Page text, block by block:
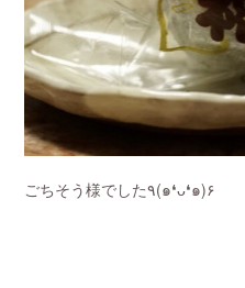
ごちそう様でした٩(๑❛ᴗ❛๑)۶